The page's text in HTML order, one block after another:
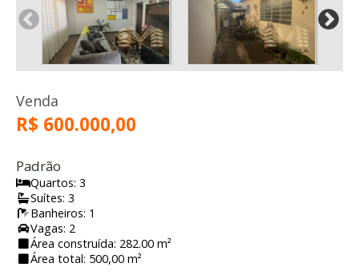
Venda
R$ 600.000,00
Padrão
Quartos: 3
Suítes: 3
Banheiros: 1
Vagas: 2
Área construída: 282.00 m²
Área total: 500,00 m²